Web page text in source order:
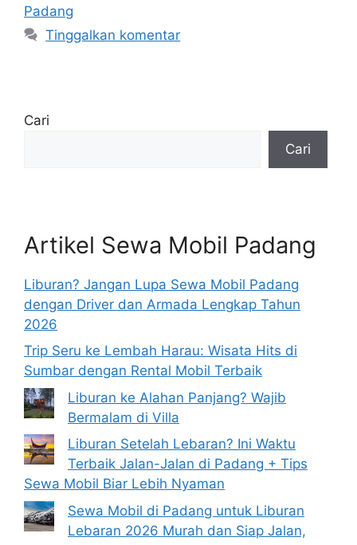
Padang
Tinggalkan komentar
Cari
Cari
Artikel Sewa Mobil Padang
Liburan? Jangan Lupa Sewa Mobil Padang
dengan Driver dan Armada Lengkap Tahun
2026
Trip Seru ke Lembah Harau: Wisata Hits di
Sumbar dengan Rental Mobil Terbaik
Liburan ke Alahan Panjang? Wajib
Bermalam di Villa
Liburan Setelah Lebaran? Ini Waktu
Terbaik Jalan-Jalan di Padang + Tips
Sewa Mobil Biar Lebih Nyaman
Sewa Mobil di Padang untuk Liburan
Lebaran 2026 Murah dan Siap Jalan,